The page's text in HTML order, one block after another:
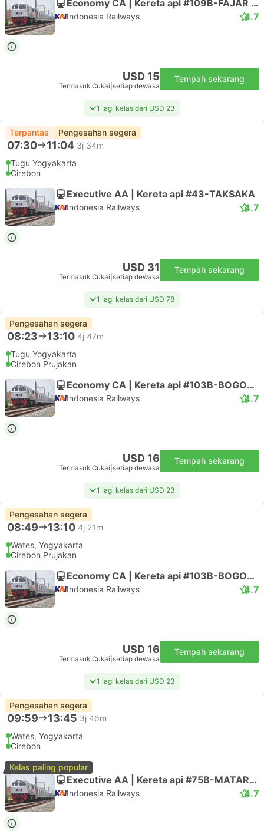
Economy CA | Kereta api #109B-FAJAR UTAMA YK
Indonesia Railways 4.7
USD 15
Termasuk Cukai setiap dewasa
Tempah sekarang
1 lagi kelas dari USD 23
Terpantas Pengesahan segera
07:30 11:04 3j 34m
Tugu Yogyakarta
Cirebon
Executive AA | Kereta api #43-TAKSAKA
Indonesia Railways 4.7
USD 31
Termasuk Cukai setiap dewasa
Tempah sekarang
1 lagi kelas dari USD 78
Pengesahan segera
08:23 13:10 4j 47m
Tugu Yogyakarta
Cirebon Prujakan
Economy CA | Kereta api #103B-BOGOWONTO
Indonesia Railways 4.7
USD 16
Termasuk Cukai setiap dewasa
Tempah sekarang
1 lagi kelas dari USD 23
Pengesahan segera
08:49 13:10 4j 21m
Wates, Yogyakarta
Cirebon Prujakan
Economy CA | Kereta api #103B-BOGOWONTO
Indonesia Railways 4.7
USD 16
Termasuk Cukai setiap dewasa
Tempah sekarang
1 lagi kelas dari USD 23
Pengesahan segera
09:59 13:45 3j 46m
Wates, Yogyakarta
Cirebon
Kelas paling popular
Executive AA | Kereta api #75B-MATARAM
Indonesia Railways 4.7